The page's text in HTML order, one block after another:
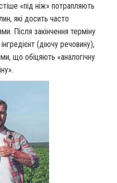
«під ніж» потрапляють
які досить часто
Після закінчення терміну
(діючу речовину),
що обіцяють «аналогічну